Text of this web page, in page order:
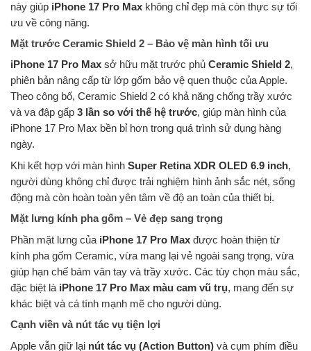
này giúp iPhone 17 Pro Max không chỉ đẹp mà còn thực sự tối
ưu về công năng.
Mặt trước Ceramic Shield 2 – Bảo vệ màn hình tối ưu
iPhone 17 Pro Max sở hữu mặt trước phủ Ceramic Shield 2,
phiên bản nâng cấp từ lớp gốm bảo vệ quen thuộc của Apple.
Theo công bố, Ceramic Shield 2 có khả năng chống trầy xước
và va đập gấp 3 lần so với thế hệ trước, giúp màn hình của
iPhone 17 Pro Max bền bỉ hơn trong quá trình sử dụng hàng
ngày.
Khi kết hợp với màn hình Super Retina XDR OLED 6.9 inch,
người dùng không chỉ được trải nghiệm hình ảnh sắc nét, sống
động mà còn hoàn toàn yên tâm về độ an toàn của thiết bị.
Mặt lưng kính pha gốm – Vẻ đẹp sang trọng
Phần mặt lưng của iPhone 17 Pro Max được hoàn thiện từ
kính pha gốm Ceramic, vừa mang lại vẻ ngoài sang trọng, vừa
giúp hạn chế bám vân tay và trầy xước. Các tùy chọn màu sắc,
đặc biệt là iPhone 17 Pro Max màu cam vũ trụ, mang đến sự
khác biệt và cá tính mạnh mẽ cho người dùng.
Cạnh viền và nút tác vụ tiện lợi
Apple vẫn giữ lại nút tác vụ (Action Button) và cụm phím điều